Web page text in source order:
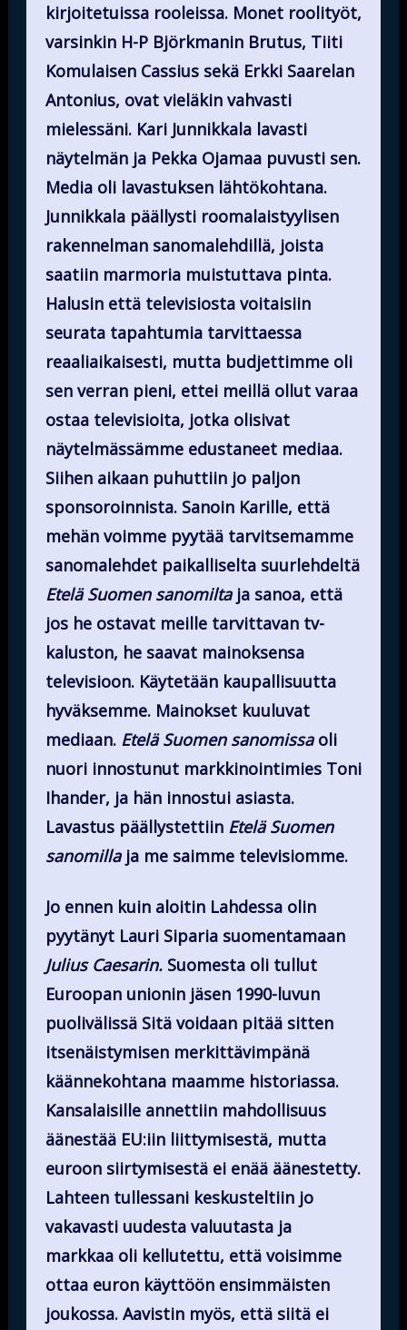
kirjoitetuissa rooleissa. Monet roolityöt,
varsinkin H-P Björkmanin Brutus, Tiiti
Komulaisen Cassius sekä Erkki Saarelan
Antonius, ovat vieläkin vahvasti
mielessäni. Kari Junnikkala lavasti
näytelmän ja Pekka Ojamaa puvusti sen.
Media oli lavastuksen lähtökohtana.
Junnikkala päällysti roomalaistyylisen
rakennelman sanomalehdillä, joista
saatiin marmoria muistuttava pinta.
Halusin että televisiosta voitaisiin
seurata tapahtumia tarvittaessa
reaaliaikaisesti, mutta budjettimme oli
sen verran pieni, ettei meillä ollut varaa
ostaa televisioita, jotka olisivat
näytelmässämme edustaneet mediaa.
Siihen aikaan puhuttiin jo paljon
sponsoroinnista. Sanoin Karille, että
mehän voimme pyytää tarvitsemamme
sanomalehdet paikalliselta suurlehdeltä
Etelä Suomen sanomiltaja sanoa, että
jos he ostavat meille tarvittavan tv-
kaluston, he saavat mainoksensa
televisioon. Käytetään kaupallisuutta
hyväksemme. Mainokset kuuluvat
mediaan. Etelä Suomen sanomissaoli
nuori innostunut markkinointimies Toni
Ihander, ja hän innostui asiasta.
Lavastus päällystettiin Etelä Suomen
sanomillaja me saimme televisiomme.
Jo ennen kuin aloitin Lahdessa olin
pyytänyt Lauri Siparia suomentamaan
Julius Caesarin.Suomesta oli tullut
Euroopan unionin jäsen 1990-luvun
puolivälissä Sitä voidaan pitää sitten
itsenäistymisen merkittävimpänä
käännekohtana maamme historiassa.
Kansalaisille annettiin mahdollisuus
äänestää EU:iin liittymisestä, mutta
euroon siirtymisestä ei enää äänestetty.
Lahteen tullessani keskusteltiin jo
vakavasti uudesta valuutasta ja
markkaa oli kellutettu, että voisimme
ottaa euron käyttöön ensimmäisten
joukossa. Aavistin myös, että siitä ei